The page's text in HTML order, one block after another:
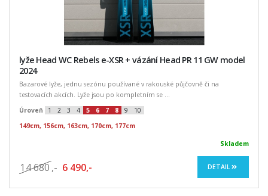
lyže Head WC Rebels e-XSR + vázání Head PR 11 GW model
2024
Bazarové lyže, jednu sezónu používané v rakouské půjčovně či na
testovacích akcích. Lyže jsou po kompletním se ...
Úroveň
1 2 3 4 5 6 7 8 9
10
149cm, 156cm, 163cm, 170cm, 177cm
Skladem
14 680 ,- 6 490,- DETAIL